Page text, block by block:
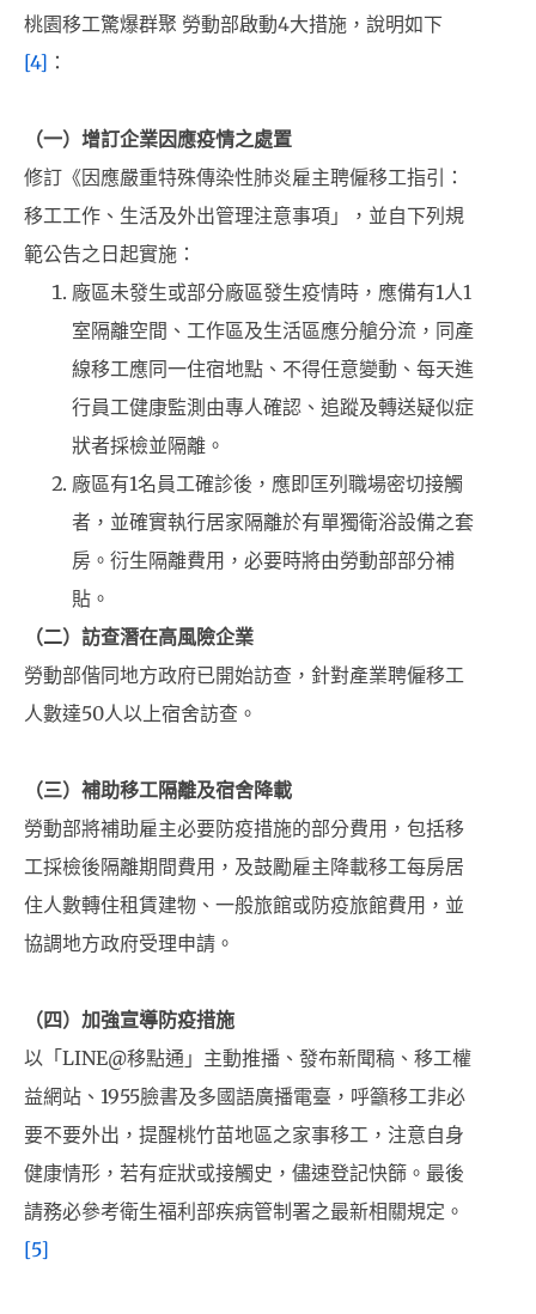
桃園移工驚爆群聚 勞動部啟動4大措施，說明如下
[4] ：
（一）增訂企業因應疫情之處置
修訂《因應嚴重特殊傳染性肺炎雇主聘僱移工指引：
移工工作、生活及外出管理注意事項」，並自下列規
範公告之日起實施：
廠區未發生或部分廠區發生疫情時，應備有1人1
室隔離空間、工作區及生活區應分艙分流，同產
線移工應同一住宿地點、不得任意變動、每天進
行員工健康監測由專人確認、追蹤及轉送疑似症
狀者採檢並隔離。
廠區有1名員工確診後，應即匡列職場密切接觸
者，並確實執行居家隔離於有單獨衛浴設備之套
房。衍生隔離費用，必要時將由勞動部部分補
貼。
（二）訪查潛在高風險企業
勞動部偕同地方政府已開始訪查，針對產業聘僱移工
人數達50人以上宿舍訪查。
（三）補助移工隔離及宿舍降載
勞動部將補助雇主必要防疫措施的部分費用，包括移
工採檢後隔離期間費用，及鼓勵雇主降載移工每房居
住人數轉住租賃建物、一般旅館或防疫旅館費用，並
協調地方政府受理申請。
（四）加強宣導防疫措施
以「LINE@移點通」主動推播、發布新聞稿、移工權
益網站、1955臉書及多國語廣播電臺，呼籲移工非必
要不要外出，提醒桃竹苗地區之家事移工，注意自身
健康情形，若有症狀或接觸史，儘速登記快篩。最後
請務必參考衛生福利部疾病管制署之最新相關規定。
[5]